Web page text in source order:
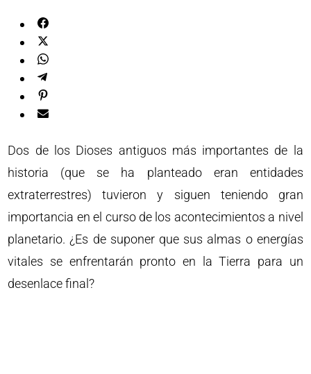
Dos de los Dioses antiguos más importantes de la
historia (que se ha planteado eran entidades
extraterrestres) tuvieron y siguen teniendo gran
importancia en el curso de los acontecimientos a nivel
planetario. ¿Es de suponer que sus almas o energías
vitales se enfrentarán pronto en la Tierra para un
desenlace final?